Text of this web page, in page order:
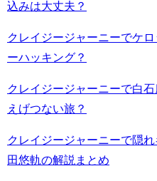
込みは大丈夫？
クレイジージャーニーでケ
ーハッキング？
クレイジージャーニーで白
えげつない旅？
クレイジージャーニーで隠
田悠軌の解説まとめ